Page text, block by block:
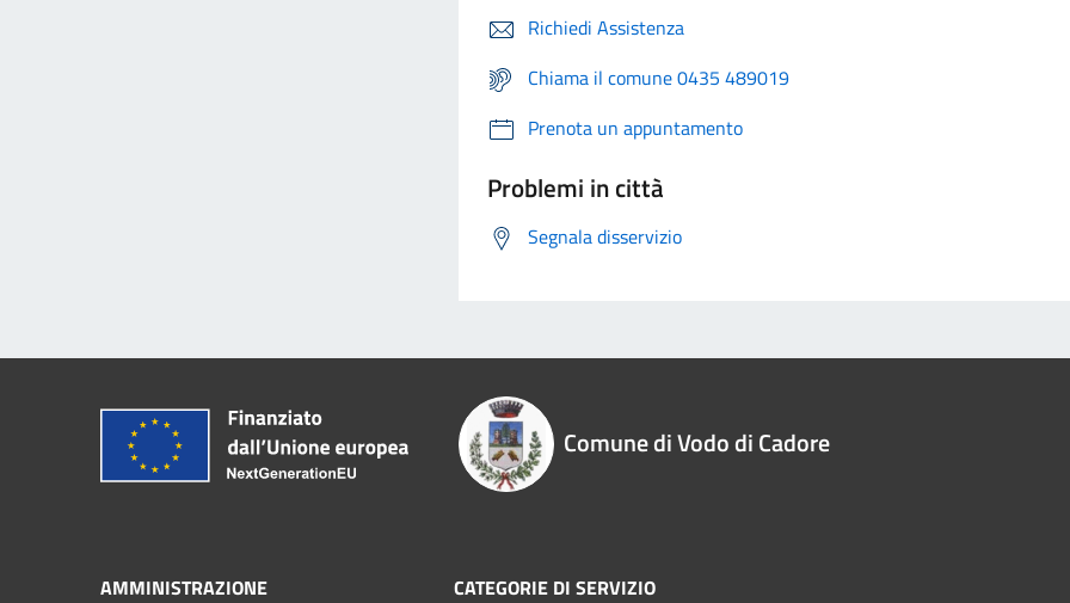
Richiedi Assistenza
Chiama il comune 0435 489019
Prenota un appuntamento
Problemi in città
Segnala disservizio
Comune di Vodo di Cadore
AMMINISTRAZIONE CATEGORIE DI SERVIZIO